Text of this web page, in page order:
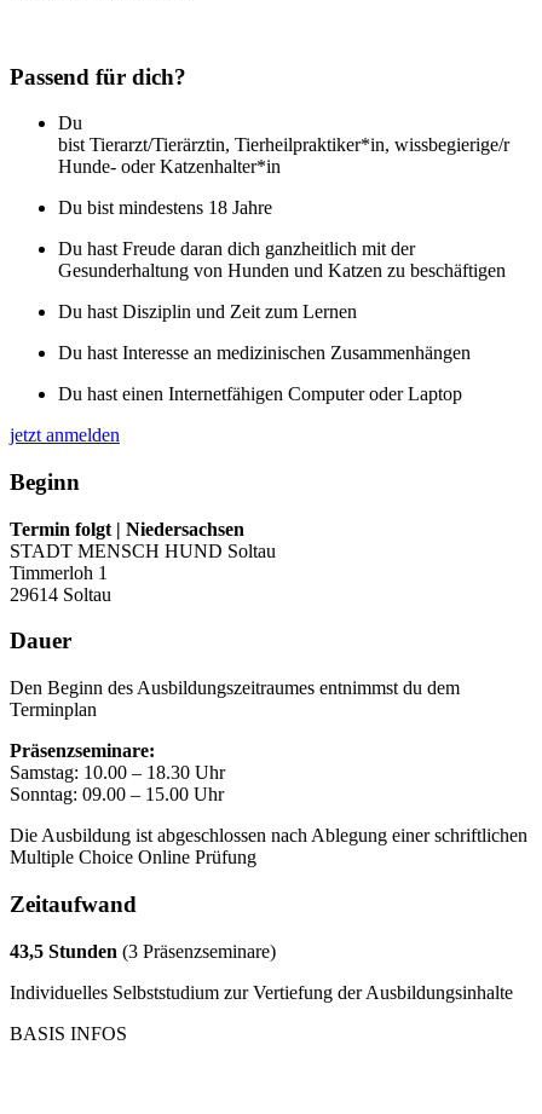
Passend für dich?
Du
bist Tierarzt/Tierärztin, Tierheilpraktiker*in, wissbegierige/r
Hunde- oder Katzenhalter*in
Du bist mindestens 18 Jahre
Du hast Freude daran dich ganzheitlich mit der
Gesunderhaltung von Hunden und Katzen zu beschäftigen
Du hast Disziplin und Zeit zum Lernen
Du hast Interesse an medizinischen Zusammenhängen
Du hast einen Internetfähigen Computer oder Laptop
jetzt anmelden
Beginn
Termin folgt | Niedersachsen
STADT MENSCH HUND Soltau
Timmerloh 1
29614 Soltau
Dauer
Den Beginn des Ausbildungszeitraumes entnimmst du dem
Terminplan
Präsenzseminare:
Samstag: 10.00 – 18.30 Uhr
Sonntag: 09.00 – 15.00 Uhr
Die Ausbildung ist abgeschlossen nach Ablegung einer schriftlichen
Multiple Choice Online Prüfung
Zeitaufwand
43,5 Stunden (3 Präsenzseminare)
Individuelles Selbststudium zur Vertiefung der Ausbildungsinhalte
BASIS INFOS